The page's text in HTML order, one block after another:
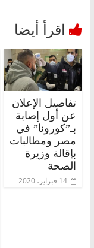
تفاصيل الإعلان
عن أول إصابة
بـ”كورونا” في
مصر ومطالبات
بإقالة وزيرة
الصحة
14 فبراير، 2020